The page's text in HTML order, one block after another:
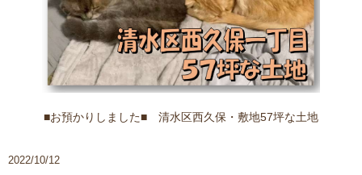
■お預かりしました■ 清水区西久保・敷地57坪な土地
2022/10/12